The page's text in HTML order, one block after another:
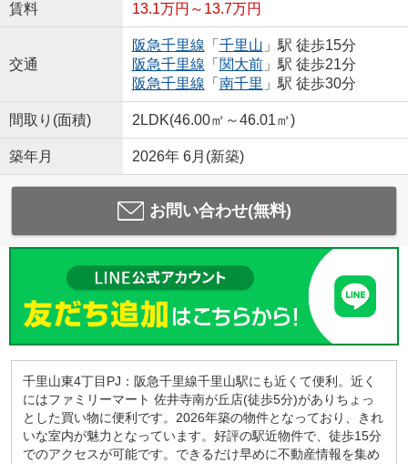
賃料 13.1万円～13.7万円
交通
阪急千里線 「 千里山 」駅 徒歩15分
阪急千里線 「 関大前」駅 徒歩21分
阪急千里線 「 南千里 」駅 徒歩30分
間取り(面積) 2LDK(46.00㎡～46.01㎡)
築年月 2026年 6月(新築)
お問い合わせ(無料)
千里山東4丁目PJ：阪急千里線千里山駅にも近くて便利。近く
にはファミリーマート 佐井寺南が丘店(徒歩5分)がありちょっ
とした買い物に便利です。2026年築の物件となっており、きれ
いな室内が魅力となっています。好評の駅近物件で、徒歩15分
でのアクセスが可能です。できるだけ早めに不動産情報を集め